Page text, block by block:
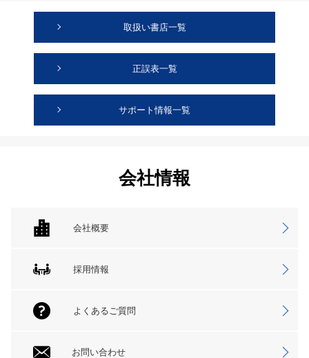
取扱い書店一覧
正誤表一覧
サポート情報一覧
会社情報
会社概要
採用情報
よくあるご質問
お問い合わせ